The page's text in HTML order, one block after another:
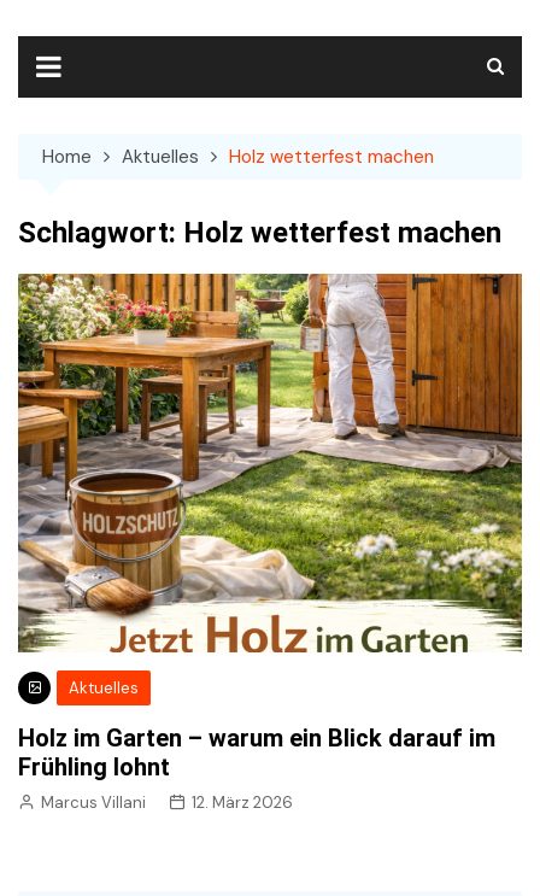
content
Home Aktuelles Holz wetterfest machen
Schlagwort: Holz wetterfest machen
Aktuelles
Holz im Garten – warum ein Blick darauf im
Frühling lohnt
Marcus Villani 12. März 2026